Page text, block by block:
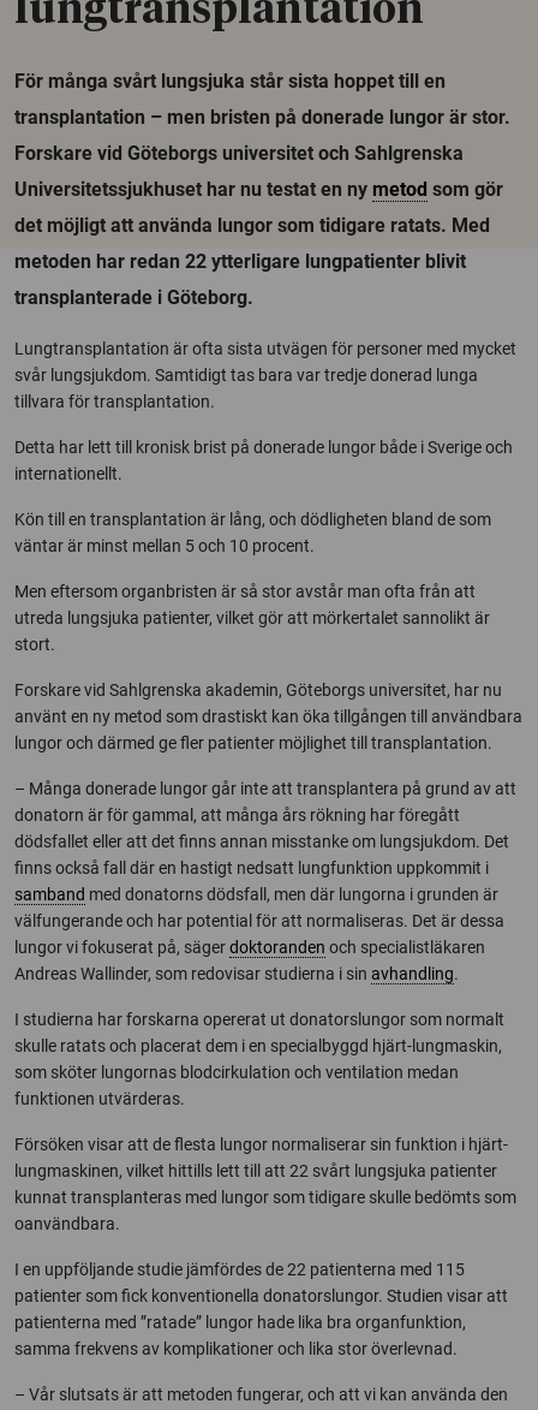
lungtransplantation
För många svårt lungsjuka står sista hoppet till en
transplantation – men bristen på donerade lungor är stor.
Forskare vid Göteborgs universitet och Sahlgrenska
Universitetssjukhuset har nu testat en ny metod som gör
det möjligt att använda lungor som tidigare ratats. Med
metoden har redan 22 ytterligare lungpatienter blivit
transplanterade i Göteborg.
Lungtransplantation är ofta sista utvägen för personer med mycket
svår lungsjukdom. Samtidigt tas bara var tredje donerad lunga
tillvara för transplantation.
Detta har lett till kronisk brist på donerade lungor både i Sverige och
internationellt.
Kön till en transplantation är lång, och dödligheten bland de som
väntar är minst mellan 5 och 10 procent.
Men eftersom organbristen är så stor avstår man ofta från att
utreda lungsjuka patienter, vilket gör att mörkertalet sannolikt är
stort.
Forskare vid Sahlgrenska akademin, Göteborgs universitet, har nu
använt en ny metod som drastiskt kan öka tillgången till användbara
lungor och därmed ge fler patienter möjlighet till transplantation.
– Många donerade lungor går inte att transplantera på grund av att
donatorn är för gammal, att många års rökning har föregått
dödsfallet eller att det finns annan misstanke om lungsjukdom. Det
finns också fall där en hastigt nedsatt lungfunktion uppkommit i
samband med donatorns dödsfall, men där lungorna i grunden är
välfungerande och har potential för att normaliseras. Det är dessa
lungor vi fokuserat på, sägerdoktoranden och specialistläkaren
Andreas Wallinder, som redovisar studierna i sin avhandling.
I studierna har forskarna opererat ut donatorslungor som normalt
skulle ratats och placerat dem i en specialbyggd hjärt-lungmaskin,
som sköter lungornas blodcirkulation och ventilation medan
funktionen utvärderas.
Försöken visar att de flesta lungor normaliserar sin funktion i hjärt-
lungmaskinen, vilket hittills lett till att 22 svårt lungsjuka patienter
kunnat transplanteras med lungor som tidigare skulle bedömts som
oanvändbara.
I en uppföljande studie jämfördes de 22 patienterna med 115
patienter som fick konventionella donatorslungor. Studien visar att
patienterna med ”ratade” lungor hade lika bra organfunktion,
samma frekvens av komplikationer och lika stor överlevnad.
– Vår slutsats är att metoden fungerar, och att vi kan använda den